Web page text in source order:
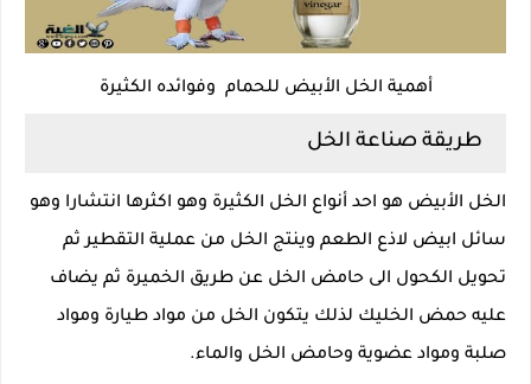
أهمية الخل الأبيض للحمام وفوائده الكثيرة
طريقة صناعة الخل
الخل الأبيض هو احد أنواع الخل الكثيرة وهو اكثرها انتشارا وهو
سائل ابيض لاذع الطعم وينتج الخل من عملية التقطير ثم
تحويل الكحول الى حامض الخل عن طريق الخميرة ثم يضاف
عليه حمض الخليك لذلك يتكون الخل من مواد طيارة ومواد
صلبة ومواد عضوية وحامض الخل والماء.